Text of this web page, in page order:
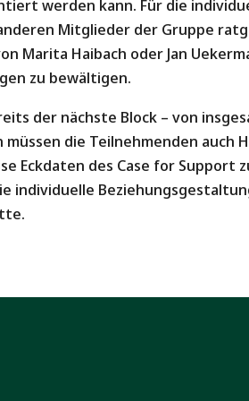
werden kann. Für die
Mitglieder der Gruppe
Marita Haibach oder Jan
zu bewältigen.
der nächste Block – von
die Teilnehmenden auch
Eckdaten des Case for Support
individuelle